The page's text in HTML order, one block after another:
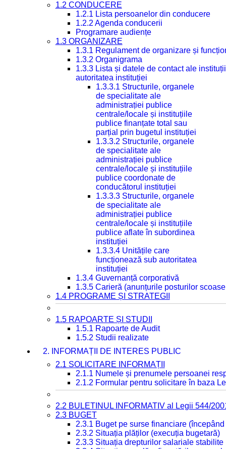
1.2 CONDUCERE
1.2.1 Lista persoanelor din conducere
1.2.2 Agenda conducerii
Programare audiențe
1.3 ORGANIZARE
1.3.1 Regulament de organizare și
1.3.2 Organigrama
1.3.3 Lista și datele de contact ale
autoritatea instituției
1.3.3.1 Structurile, organele
de specialitate ale
administrației publice
centrale/locale și instituțiile
publice finanțate total sau
parțial prin bugetul instituției
1.3.3.2 Structurile, organele
de specialitate ale
administrației publice
centrale/locale și instituțiile
publice coordonate de
conducătorul instituției
1.3.3.3 Structurile, organele
de specialitate ale
administrației publice
centrale/locale și instituțiile
publice aflate în subordinea
instituției
1.3.3.4 Unitățile care
funcționează sub autoritatea
instituției
1.3.4 Guvernanță corporativă
1.3.5 Carieră (anunțurile posturilor
1.4 PROGRAME ȘI STRATEGII
1.5 RAPOARTE ȘI STUDII
1.5.1 Rapoarte de Audit
1.5.2 Studii realizate
2. INFORMAȚII DE INTERES PUBLIC
2.1 SOLICITARE INFORMAȚII
2.1.1 Numele și prenumele persoanei
2.1.2 Formular pentru solicitare în baza
2.2 BULETINUL INFORMATIV al Legii 544/
2.3 BUGET
2.3.1 Buget pe surse financiare
2.3.2 Situația plăților (execuția bugetară)
2.3.3 Situația drepturilor salariale